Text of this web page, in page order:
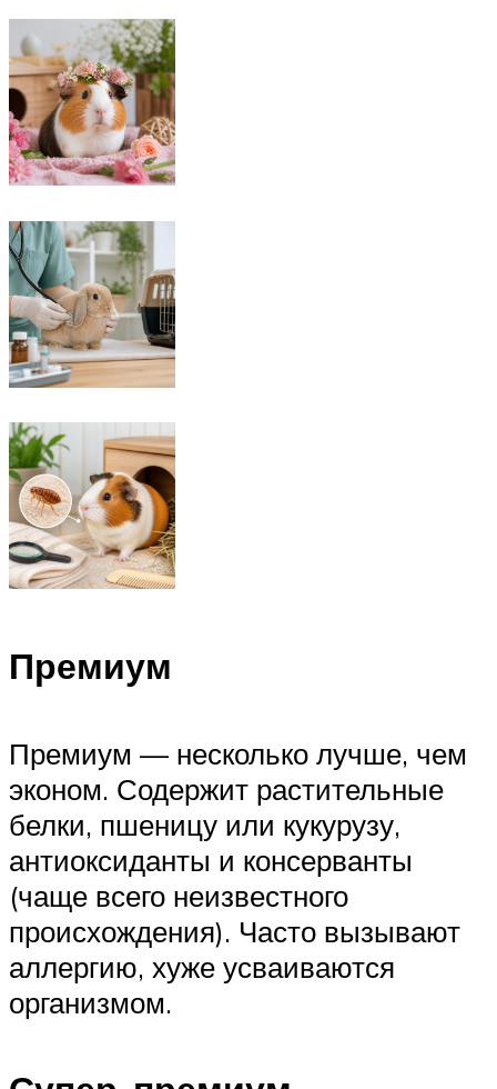
Премиум
Премиум — несколько лучше, чем
эконом. Содержит растительные
белки, пшеницу или кукурузу,
антиоксиданты и консерванты
(чаще всего неизвестного
происхождения). Часто вызывают
аллергию, хуже усваиваются
организмом.